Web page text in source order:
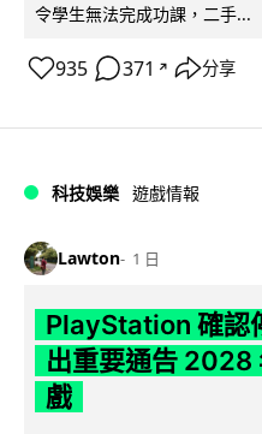
令學生無法完成功課，二手...
935 371 ↗ 分享
科技娛樂 遊戲情報
Lawton 1 日
PlayStation 確認
出重要通告 2028
戲